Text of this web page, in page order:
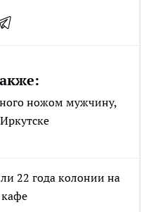
ножом мужчину,
22 года колонии на
кафе